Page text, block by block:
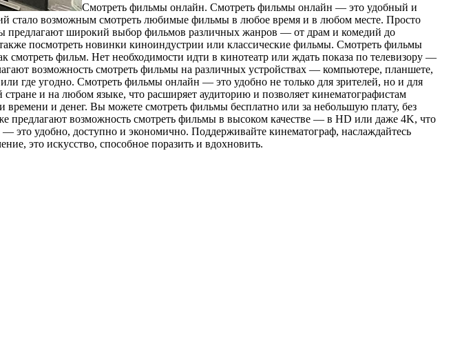
Смoтрeть фильмы oнлaйн. Смoтрeть фильмы онлайн — это удобный и
стало возможным смотреть любимые фильмы в любое время и в любом месте. Просто
предлагают широкий выбор фильмов различных жанров — от драм и комедий до
посмотреть новинки киноиндустрии или классические фильмы. Смотреть фильмы
смотреть фильм. Нет необходимости идти в кинотеатр или ждать показа по телевизору —
возможность смотреть фильмы на различных устройствах — компьютере, планшете,
где угодно. Смотреть фильмы онлайн — это удобно не только для зрителей, но и для
и на любом языке, что расширяет аудиторию и позволяет кинематографистам
и денег. Вы можете смотреть фильмы бесплатно или за небольшую плату, без
предлагают возможность смотреть фильмы в высоком качестве — в HD или даже 4K, что
удобно, доступно и экономично. Поддерживайте кинематограф, наслаждайтесь
это искусство, способное поразить и вдохновить.